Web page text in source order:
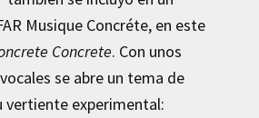
Musique Concréte, en este
Concrete. Con unos
se abre un tema de
vertiente experimental: